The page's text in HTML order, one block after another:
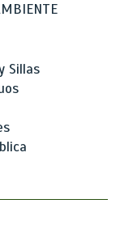
Sillas